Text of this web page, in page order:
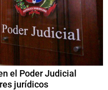
el Poder Judicial
jurídicos